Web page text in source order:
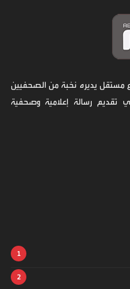
مستقل يديره نخبة من الصحفيين
تقديم رسالة إعلامية وصحفية